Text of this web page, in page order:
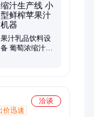
果汁乳品饮料设
备 葡萄浓缩汁生
洽谈
价迅速